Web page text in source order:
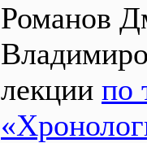
Романов
лекции по